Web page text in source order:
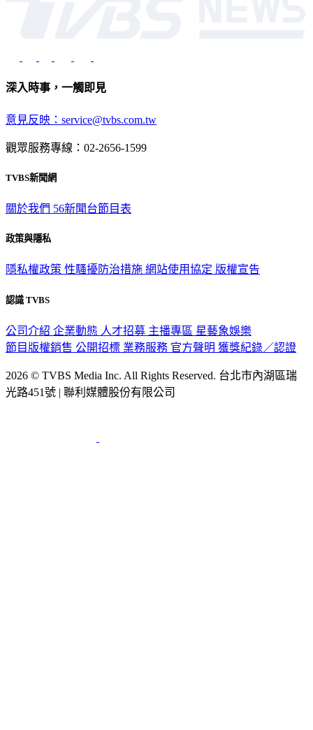
深入時事，一觸即見
意見反映：service@tvbs.com.tw
觀眾服務專線：02-2656-1599
TVBS新聞網
關於我們 56新聞台節目表
政策與隱私
隱私權政策 性騷擾防治措施 網站使用協定 版權宣告
認識 TVBS
公司介紹 企業動態 人才招募 主播專區 星藝象娛樂
節目版權銷售 公開招標 業務服務 官方聲明 獲獎紀錄／認證
2026 © TVBS Media Inc. All Rights Reserved. 台北市內湖區瑞
光路451號 | 聯利媒體股份有限公司